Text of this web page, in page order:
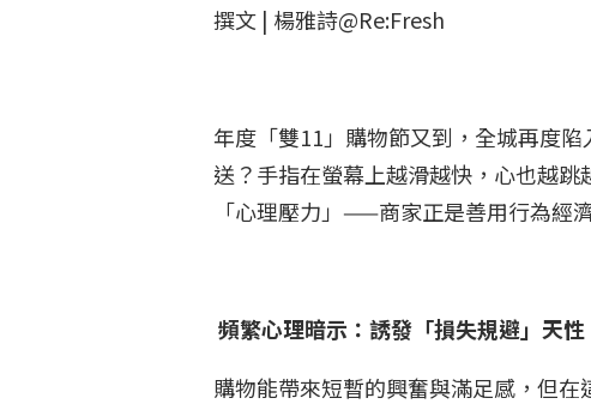
撰文 | 楊雅詩@Re:Fresh
年度「雙11」購物節又到，全城再度
送？手指在螢幕上越滑越快，心也越
「心理壓力」——商家正是善用行為經
頻繁心理暗示：誘發「損失規避」天性
購物能帶來短暫的興奮與滿足感，但